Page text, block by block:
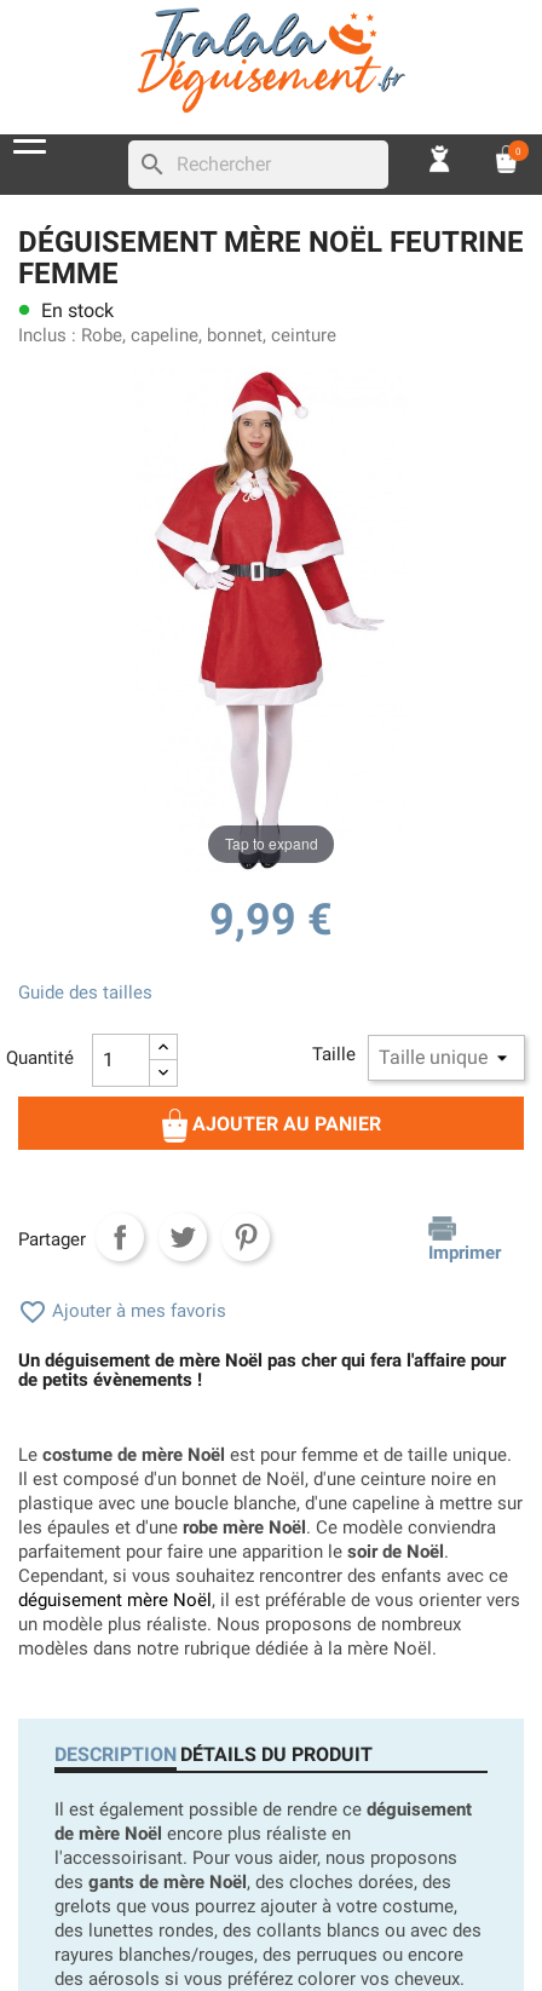
search 0
DÉGUISEMENT MÈRE NOËL FEUTRINE
FEMME
lens En stock
Inclus : Robe, capeline, bonnet, ceinture
Tap to expand
9,99 €
Taille
Guide des tailles
Quantité
AJOUTER AU PANIER
Partager
Imprimer
 Ajouter à mes favoris
Un déguisement de mère Noël pas cher qui fera l'affaire pour
de petits évènements !
Le costume de mère Noël est pour femme et de taille unique.
Il est composé d'un bonnet de Noël, d'une ceinture noire en
plastique avec une boucle blanche, d'une capeline à mettre sur
les épaules et d'une robe mère Noël. Ce modèle conviendra
parfaitement pour faire une apparition le soir de Noël.
Cependant, si vous souhaitez rencontrer des enfants avec ce
déguisement mère Noël, il est préférable de vous orienter vers
un modèle plus réaliste. Nous proposons de nombreux
modèles dans notre rubrique dédiée à la mère Noël.
DESCRIPTION DÉTAILS DU PRODUIT
Il est également possible de rendre ce déguisement
de mère Noël encore plus réaliste en
l'accessoirisant. Pour vous aider, nous proposons
des gants de mère Noël, des cloches dorées, des
grelots que vous pourrez ajouter à votre costume,
des lunettes rondes, des collants blancs ou avec des
rayures blanches/rouges, des perruques ou encore
des aérosols si vous préférez colorer vos cheveux.